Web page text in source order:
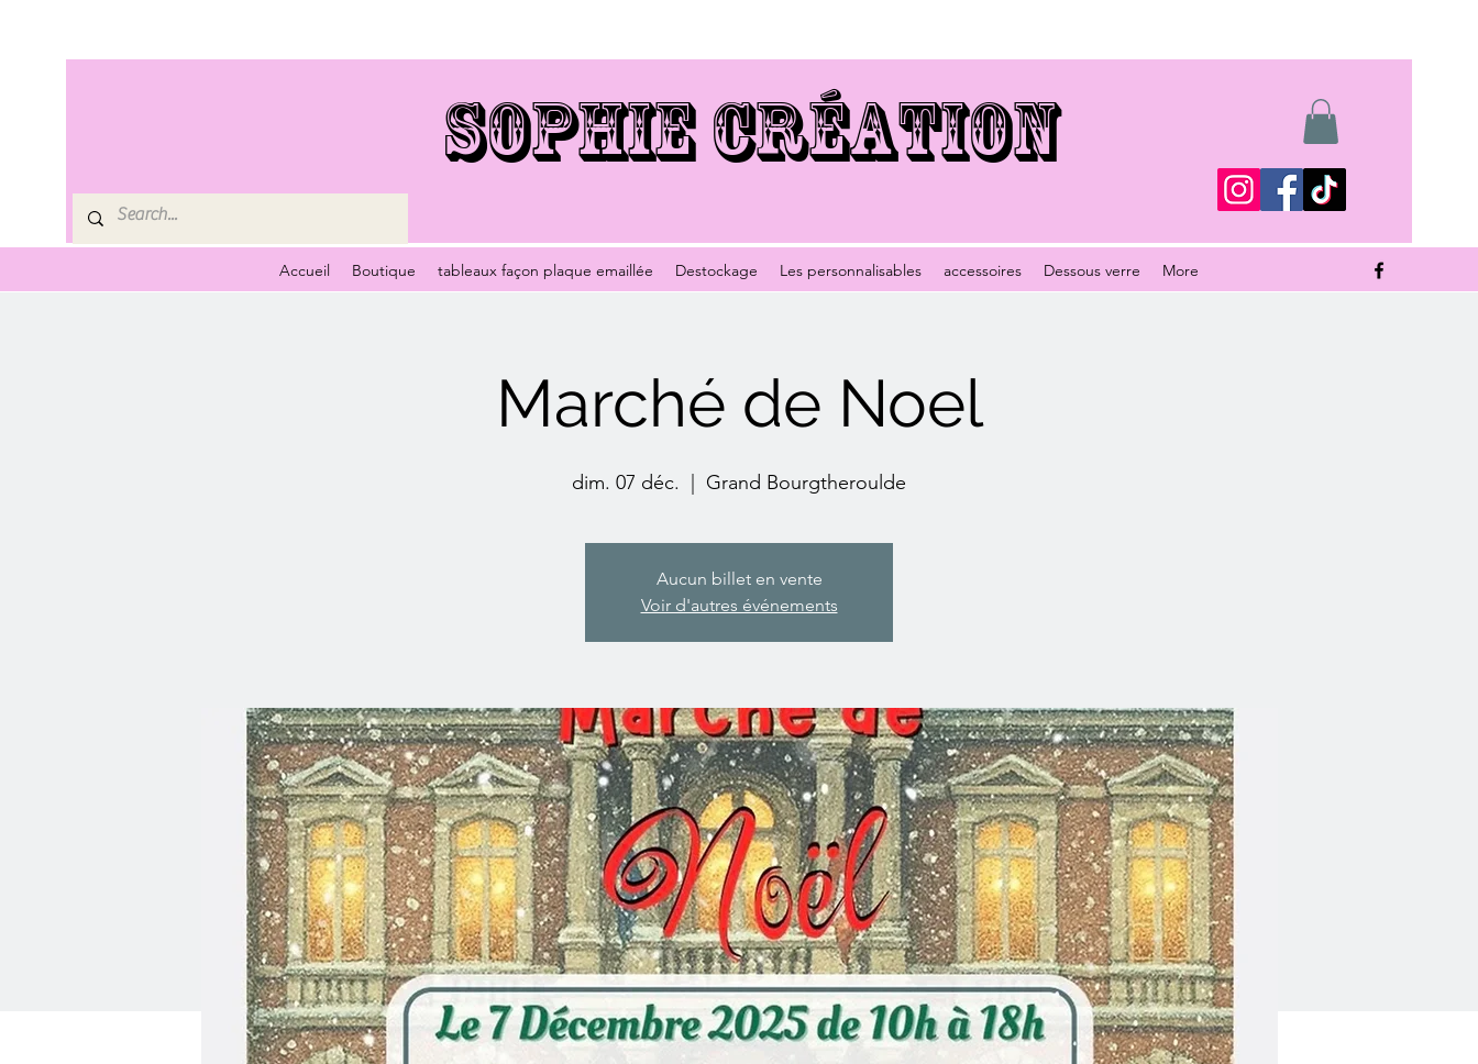
Accueil Boutique tableaux façon plaque emaillée Destockage Les personnalisables accessoires Dessous verre More
SOPHIE CRÉATION
Marché de Noel
dim. 07 déc.
  |
Grand Bourgtheroulde
Aucun billet en vente
Voir d'autres événements